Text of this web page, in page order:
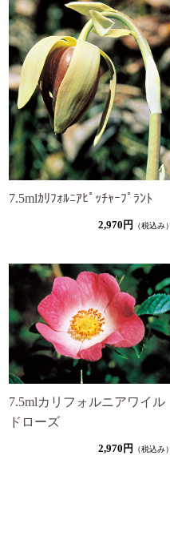
7.5mlｶﾘﾌｫﾙﾆｱﾋﾟｯﾁｬｰﾌﾟﾗﾝﾄ
2,970円 （税込み）
7.5mlカリフォルニアワイル
ドローズ
2,970円 （税込み）